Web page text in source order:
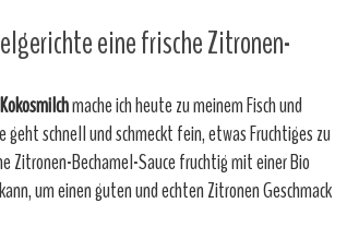
eine frische Zitronen-
Kokosmilchmache ich heute zu meinem Fisch und
schnell und schmeckt fein, etwas Fruchtiges zu
Zitronen-Bechamel-Sauce fruchtig mit einer Bio
um einen guten und echten Zitronen Geschmack